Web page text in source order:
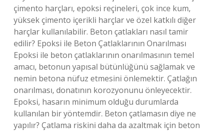
çimento harçları, epoksi reçineleri, çok ince kum,
yüksek çimento içerikli harçlar ve özel katkılı diğer
harçlar kullanılabilir. Beton çatlakları nasıl tamir
edilir? Epoksi ile Beton Çatlaklarının Onarılması
Epoksi ile beton çatlaklarının onarılmasının temel
amacı, betonun yapısal bütünlüğünü sağlamak ve
nemin betona nüfuz etmesini önlemektir. Çatlağın
onarılması, donatının korozyonunu önleyecektir.
Epoksi, hasarın minimum olduğu durumlarda
kullanılan bir yöntemdir. Beton çatlamasın diye ne
yapılır? Çatlama riskini daha da azaltmak için beton